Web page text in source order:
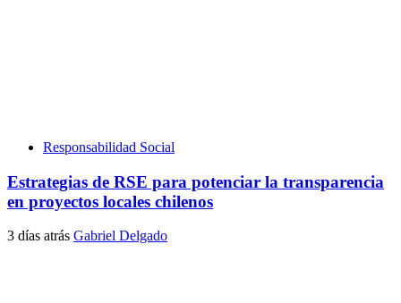
Responsabilidad Social
Estrategias de RSE para potenciar la transparencia
en proyectos locales chilenos
3 días atrás Gabriel Delgado